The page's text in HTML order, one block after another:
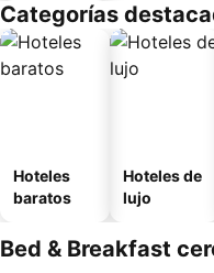
Categorías
Hoteles
baratos
Hoteles de
lujo
Bed & Breakfast